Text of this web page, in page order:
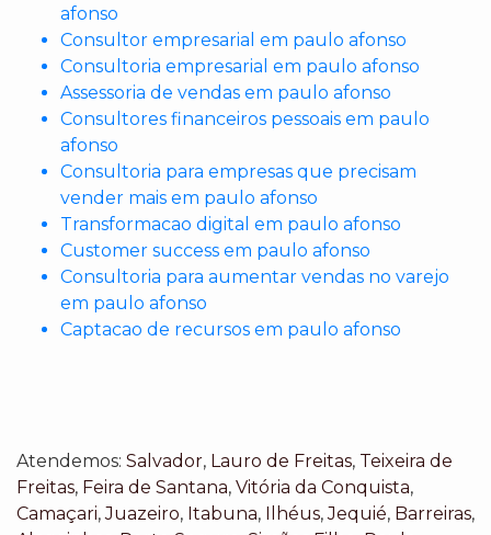
afonso
Consultor empresarial em paulo afonso
Consultoria empresarial em paulo afonso
Assessoria de vendas em paulo afonso
Consultores financeiros pessoais em paulo
afonso
Consultoria para empresas que precisam
vender mais em paulo afonso
Transformacao digital em paulo afonso
Customer success em paulo afonso
Consultoria para aumentar vendas no varejo
em paulo afonso
Captacao de recursos em paulo afonso
Atendemos: Salvador, Lauro de Freitas, Teixeira de
Freitas, Feira de Santana, Vitória da Conquista,
Camaçari,Juazeiro, Itabuna, Ilhéus,Jequié, Barreiras,